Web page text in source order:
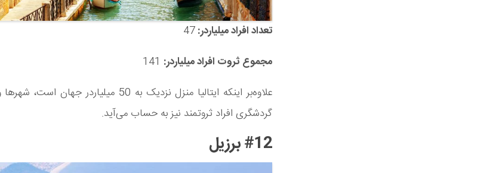
تعداد افراد میلیاردر:47
مجموع ثروت افراد میلیاردر:
علاوه‌بر اینکه ایتالیا منزل نزدیک به 50
گردشگری افراد ثروتمند نیز به حساب می‌آید.
#12 برزیل